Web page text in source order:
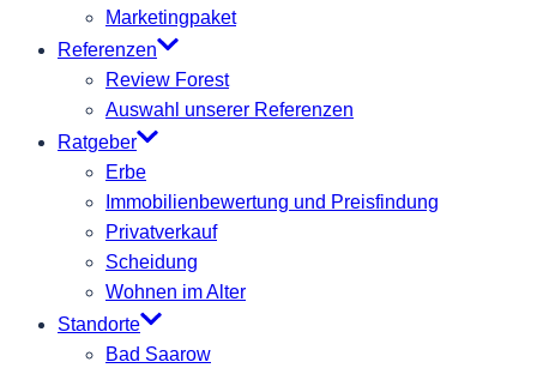
Marketingpaket
Referenzen
Review Forest
Auswahl unserer Referenzen
Ratgeber
Erbe
Immobilienbewertung und Preisfindung
Privatverkauf
Scheidung
Wohnen im Alter
Standorte
Bad Saarow